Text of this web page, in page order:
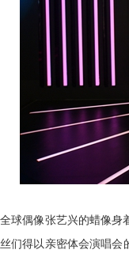
全球偶像张艺兴的蜡像身
丝们得以亲密体会演唱